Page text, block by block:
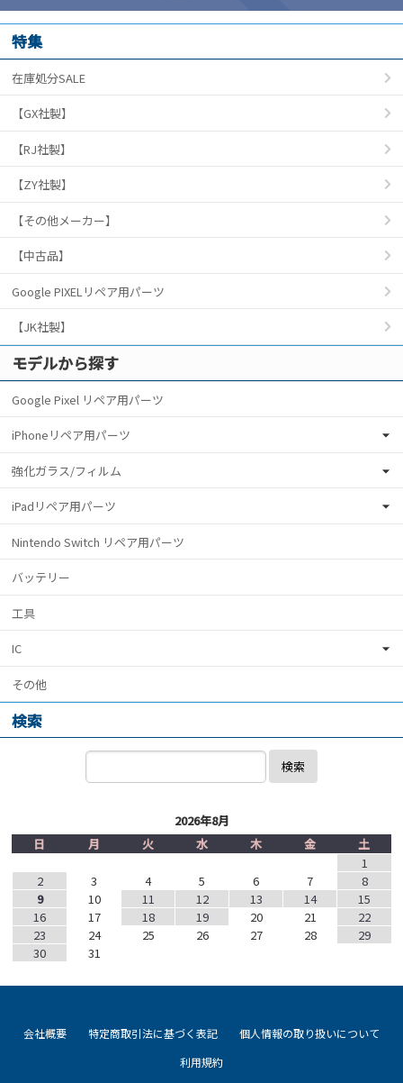
特集
在庫処分SALE
【GX社製】
【RJ社製】
【ZY社製】
【その他メーカー】
【中古品】
Google PIXELリペア用パーツ
【JK社製】
モデルから探す
Google Pixel リペア用パーツ
iPhoneリペア用パーツ
強化ガラス/フィルム
iPadリペア用パーツ
Nintendo Switch リペア用パーツ
バッテリー
工具
IC
その他
検索
検索
2026年8月
日
月 火 水 木 金
土
1
2
3 4 5 6 7
8
9
10 11 12 13 14
15
16
17 18 19 20 21
22
23
24 25 26 27 28
29
30
31
会社概要 特定商取引法に基づく表記
個人情報の取り扱いについて
利用規約